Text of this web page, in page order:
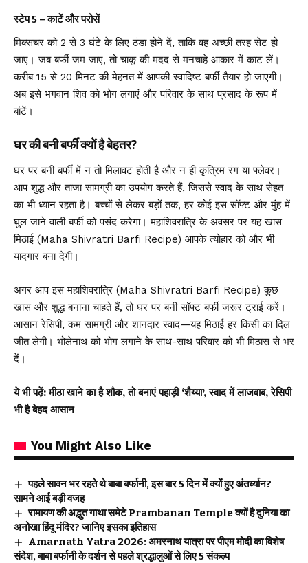
स्टेप 5 – काटें और परोसें
मिक्सचर को 2 से 3 घंटे के लिए ठंडा होने दें, ताकि वह अच्छी तरह सेट हो
जाए। जब बर्फी जम जाए, तो चाकू की मदद से मनचाहे आकार में काट लें।
करीब 15 से 20 मिनट की मेहनत में आपकी स्वादिष्ट बर्फी तैयार हो जाएगी।
अब इसे भगवान शिव को भोग लगाएं और परिवार के साथ प्रसाद के रूप में
बांटें।
घर की बनी बर्फी क्यों है बेहतर?
घर पर बनी बर्फी में न तो मिलावट होती है और न ही कृत्रिम रंग या फ्लेवर।
आप शुद्ध और ताजा सामग्री का उपयोग करते हैं, जिससे स्वाद के साथ सेहत
का भी ध्यान रहता है। बच्चों से लेकर बड़ों तक, हर कोई इस सॉफ्ट और मुंह में
घुल जाने वाली बर्फी को पसंद करेगा। महाशिवरात्रि के अवसर पर यह खास
मिठाई (Maha Shivratri Barfi Recipe) आपके त्योहार को और भी
यादगार बना देगी।
अगर आप इस महाशिवरात्रि (Maha Shivratri Barfi Recipe) कुछ
खास और शुद्ध बनाना चाहते हैं, तो घर पर बनी सॉफ्ट बर्फी जरूर ट्राई करें।
आसान रेसिपी, कम सामग्री और शानदार स्वाद—यह मिठाई हर किसी का दिल
जीत लेगी। भोलेनाथ को भोग लगाने के साथ-साथ परिवार को भी मिठास से भर
दें।
ये भी पढ़ें:मीठा खाने का है शौक, तो बनाएं पहाड़ी ‘शैय्या’, स्वाद में लाजवाब, रेसिपी
भी है बेहद आसान
You Might Also Like
पहले सावन भर रहते थे बाबा बर्फानी, इस बार 5 दिन में क्यों हुए अंतर्ध्यान?
सामने आई बड़ी वजह
रामायण की अद्भुत गाथा समेटे Prambanan Temple क्यों है दुनिया का
अनोखा हिंदू मंदिर? जानिए इसका इतिहास
Amarnath Yatra 2026: अमरनाथ यात्रा पर पीएम मोदी का विशेष
संदेश, बाबा बर्फानी के दर्शन से पहले श्रद्धालुओं से लिए 5 संकल्प